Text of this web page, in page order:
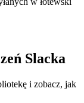
Slacka
i zobacz, jak